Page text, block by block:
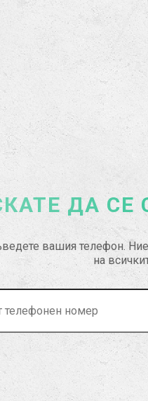
ДА СЕ
вашия телефон.
на